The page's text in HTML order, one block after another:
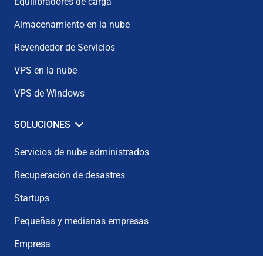
Almacenamiento en la nube
Revendedor de Servicios
VPS en la nube
VPS de Windows
SOLUCIONES
Servicios de nube administrados
Recuperación de desastres
Startups
Pequeñas y medianas empresas
Empresa